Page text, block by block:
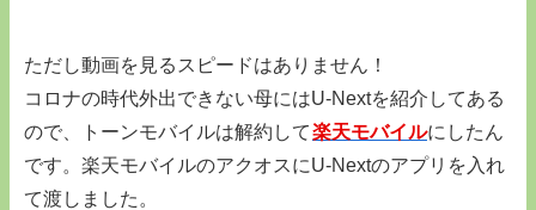
ただし動画を見るスピードはありません！
コロナの時代外出できない母にはU-Nextを紹介してある
ので、トーンモバイルは解約して楽天モバイルにしたん
です。楽天モバイルのアクオスにU-Nextのアプリを入れ
て渡しました。